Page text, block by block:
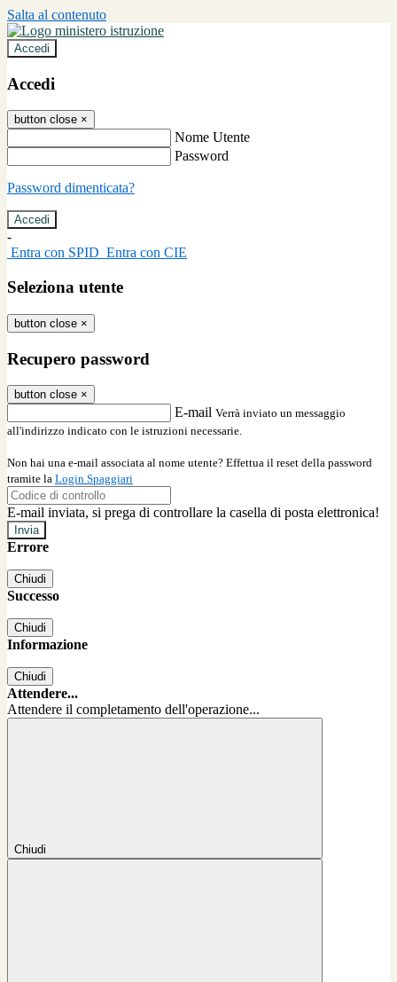
Salta al contenuto
Accedi
Accedi
button close ×
Nome Utente
Password
Password dimenticata?
-
Entra con SPID Entra con CIE
Seleziona utente
button close ×
Recupero password
button close ×
E-mail Verrà inviato un messaggio
all'indirizzo indicato con le istruzioni necessarie.
Non hai una e-mail associata al nome utente? Effettua il reset della password
tramite la Login Spaggiari
E-mail inviata, si prega di controllare la casella di posta elettronica!
Errore
Chiudi
Successo
Chiudi
Informazione
Chiudi
Attendere...
Attendere il completamento dell'operazione...
Chiudi